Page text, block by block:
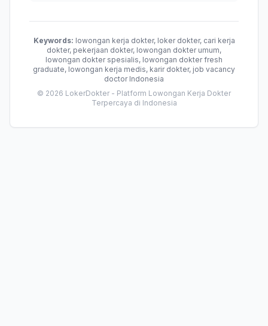
Keywords: lowongan kerja dokter, loker dokter, cari kerja
dokter, pekerjaan dokter, lowongan dokter umum,
lowongan dokter spesialis, lowongan dokter fresh
graduate, lowongan kerja medis, karir dokter, job vacancy
doctor Indonesia
© 2026 LokerDokter - Platform Lowongan Kerja Dokter
Terpercaya di Indonesia